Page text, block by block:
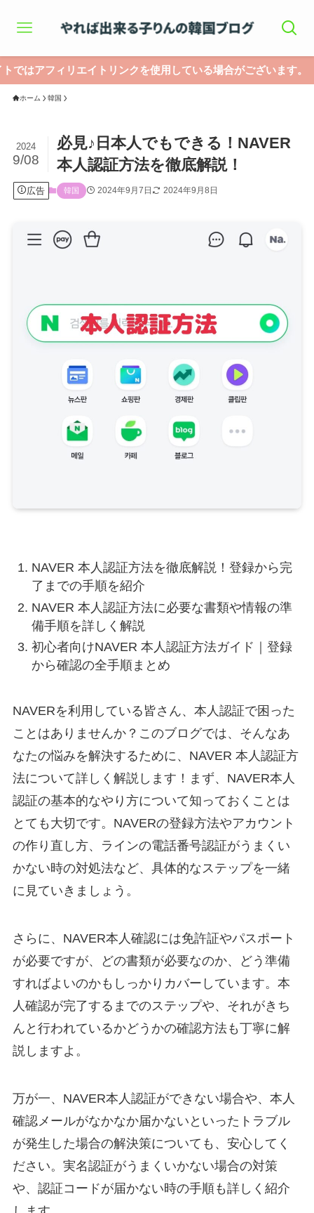
エイトリンクを使用している場合がございます。
ホーム 韓国
必見♪日本人でもできる！NAVER
本人認証方法を徹底解説！
2024
9/08
広告 韓国 2024年9月7日 2024年9月8日
NAVER 本人認証方法を徹底解説！登録から完
了までの手順を紹介
NAVER 本人認証方法に必要な書類や情報の準
備手順を詳しく解説
初心者向けNAVER 本人認証方法ガイド｜登録
から確認の全手順まとめ
NAVERを利用している皆さん、本人認証で困った
ことはありませんか？このブログでは、そんなあ
なたの悩みを解決するために、NAVER 本人認証方
法について詳しく解説します！まず、NAVER本人
認証の基本的なやり方について知っておくことは
とても大切です。NAVERの登録方法やアカウント
の作り直し方、ラインの電話番号認証がうまくい
かない時の対処法など、具体的なステップを一緒
に見ていきましょう。
さらに、NAVER本人確認には免許証やパスポート
が必要ですが、どの書類が必要なのか、どう準備
すればよいのかもしっかりカバーしています。本
人確認が完了するまでのステップや、それがきち
んと行われているかどうかの確認方法も丁寧に解
説しますよ。
万が一、NAVER本人認証ができない場合や、本人
確認メールがなかなか届かないといったトラブル
が発生した場合の解決策についても、安心してく
ださい。実名認証がうまくいかない場合の対策
や、認証コードが届かない時の手順も詳しく紹介